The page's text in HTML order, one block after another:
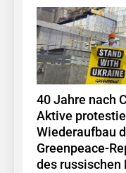
40 Jahre nach
Aktive
Wiederaufbau
Greenpeace-
des russischen